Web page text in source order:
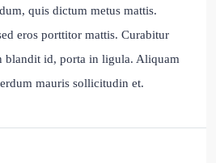
quis dictum metus mattis.
eros porttitor mattis. Curabitur
blandit id, porta in ligula. Aliquam
mauris sollicitudin et.